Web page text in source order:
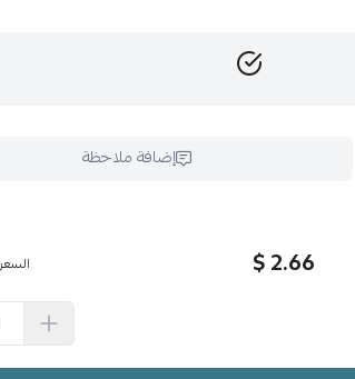
إضافة ملاحظة
2.66 $